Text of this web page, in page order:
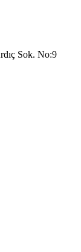
Sok. No:9